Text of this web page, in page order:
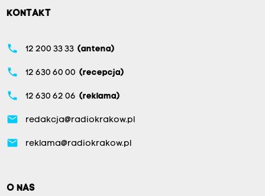
KONTAKT
phone 12 200 33 33 (antena)
phone 12 630 60 00 (recepcja)
phone 12 630 62 06 (reklama)
email redakcja@radiokrakow.pl
email reklama@radiokrakow.pl
O NAS